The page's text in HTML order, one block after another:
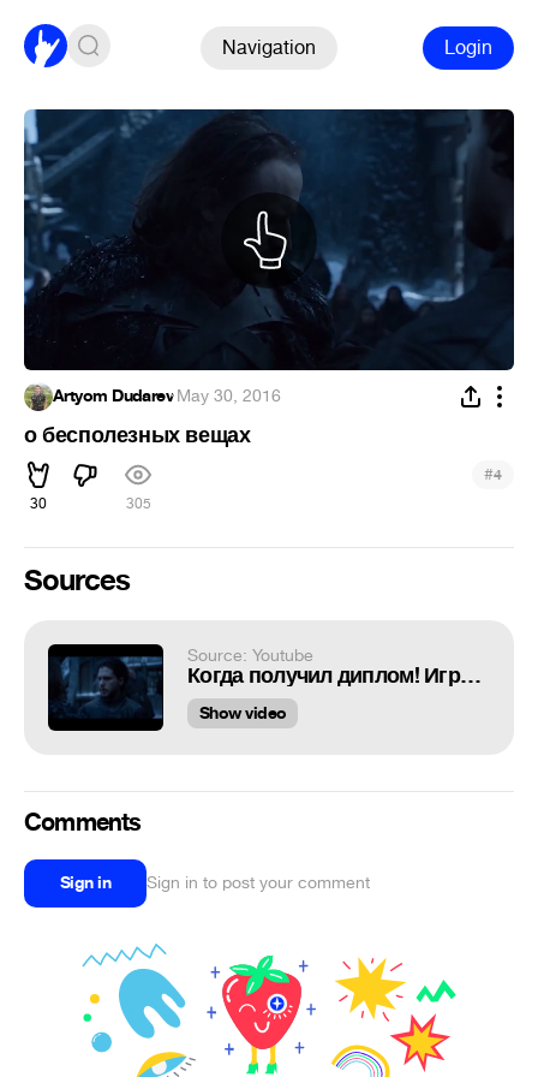
Navigation Login
Artyom Dudarev·May 30, 2016
о бесполезных вещах
30 305
#4
Sources
Source: Youtube
Когда получил диплом! Игра престолов. Game of Thrones!
Show video
Comments
Sign in Sign in to post your comment